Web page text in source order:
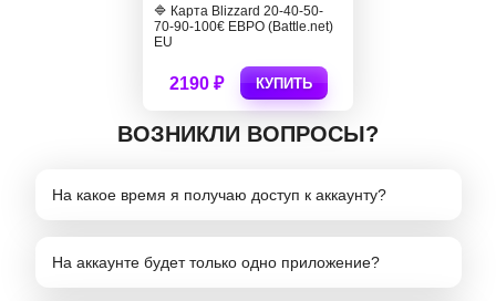
🔷 Карта Blizzard 20-40-50-
70-90-100€ ЕВРО (Battle.net)
EU
2190 ₽ КУПИТЬ
ВОЗНИКЛИ ВОПРОСЫ?
На какое время я получаю доступ к аккаунту?
На аккаунте будет только одно приложение?